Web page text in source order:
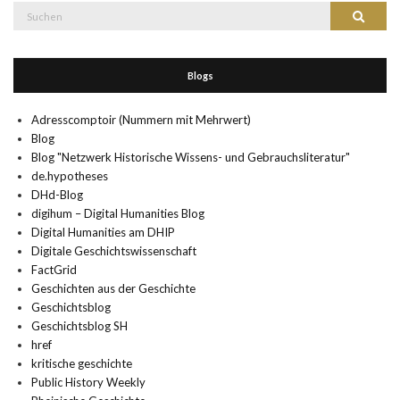
Suchen
Blogs
Adresscomptoir (Nummern mit Mehrwert)
Blog
Blog "Netzwerk Historische Wissens- und Gebrauchsliteratur"
de.hypotheses
DHd-Blog
digihum – Digital Humanities Blog
Digital Humanities am DHIP
Digitale Geschichtswissenschaft
FactGrid
Geschichten aus der Geschichte
Geschichtsblog
Geschichtsblog SH
href
kritische geschichte
Public History Weekly